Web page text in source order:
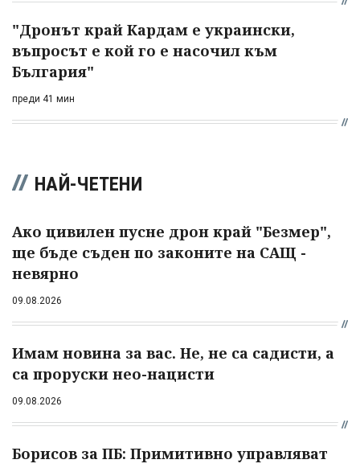
"Дронът край Кардам е украински,
въпросът е кой го е насочил към
България"
преди 41 мин
НАЙ-ЧЕТЕНИ
Ако цивилен пусне дрон край "Безмер",
ще бъде съден по законите на САЩ -
невярно
09.08.2026
Имам новина за вас. Не, не са садисти, а
са проруски нео-нацисти
09.08.2026
Борисов за ПБ: Примитивно управляват